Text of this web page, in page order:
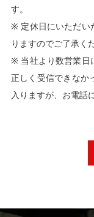
す。
※ 定休日にいただい
りますのでご了承く
※ 当社より数営業日
正しく受信できなか
入りますが、お電話